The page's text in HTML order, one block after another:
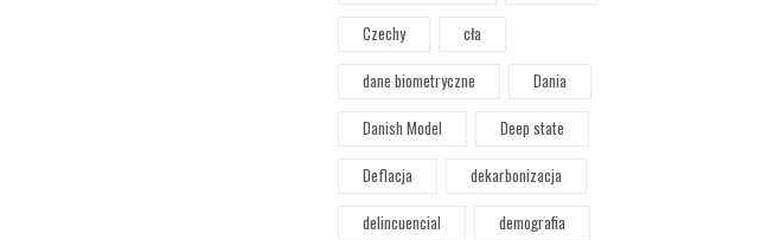
Czechy
cła
dane biometryczne
Dania
Danish Model
Deep state
Deflacja
dekarbonizacja
delincuencial
demografia